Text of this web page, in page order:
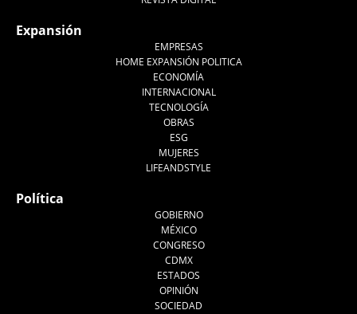
Expansión
EMPRESAS
HOME EXPANSIÓN POLITICA
ECONOMÍA
INTERNACIONAL
TECNOLOGÍA
OBRAS
ESG
MUJERES
LIFEANDSTYLE
Política
GOBIERNO
MÉXICO
CONGRESO
CDMX
ESTADOS
OPINIÓN
SOCIEDAD